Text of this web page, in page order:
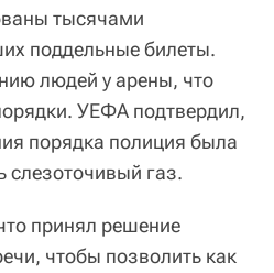
тысячами
поддельные билеты.
людей у арены, что
УЕФА подтвердил,
порядка полиция была
слезоточивый газ.
принял решение
чтобы позволить как